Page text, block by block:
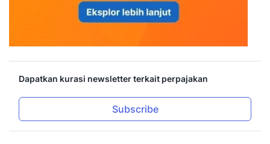
Dapatkan kurasi newsletter terkait perpajakan
Subscribe